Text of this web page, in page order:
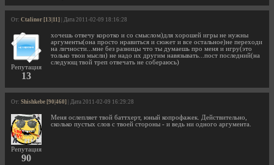
От: Ctalinor [13|11] | Дата 2011-02-09 18:16:28
Репутация
13
хочешь отвечу коротко и со смыслом)для хорошей игры не нужны
аргументы(она просто нравиться и сюжет и все остальное)не переходи
на личности...мне без разницы что ты думаешь про меня и игру(это
только твои мысли) не надо их другим навязывать...пост последний(на
следующ твой треп отвечать не собераюсь)
От: Shishkebe [90|460] | Дата 2011-02-09 16:29:28
Репутация
90
Меня ослепляет твой баттхерт, юный копрофажек. Действительно,
сколько пустых слов с твоей стороны - и ведь ни одного аргумента.